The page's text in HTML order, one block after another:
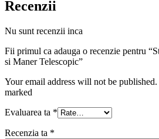
Recenzii
Nu sunt recenzii inca
Fii primul ca adauga o recenzie pentru
si Maner Telescopic”
Your email address will not be
marked
Evaluarea ta *
Recenzia ta *